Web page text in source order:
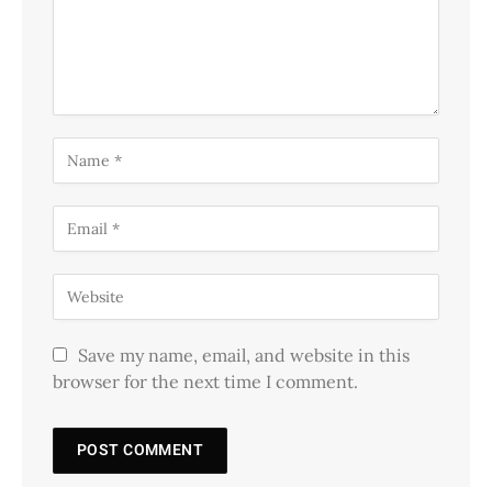
Save my name, email, and website in this
browser for the next time I comment.